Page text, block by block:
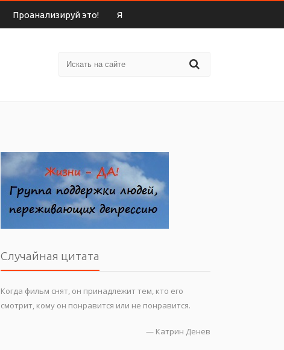
Проанализируй это! Я
Случайная цитата
Когда фильм снят, он принадлежит тем, кто его
смотрит, кому он понравится или не понравится.
— Катрин Денев